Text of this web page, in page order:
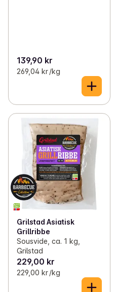
139,90 kr
269,04 kr /kg
Grilstad Asiatisk
Grillribbe
Sousvide, ca. 1 kg,
Grilstad
229,00 kr
229,00 kr /kg